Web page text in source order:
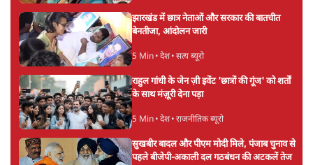
झारखंड में छात्र नेताओं और सरकार की बातचीत
बेनतीजा, आंदोलन जारी
5 Min• देश• सत्य ब्यूरो
राहुल गांधी के जेन ज़ी इवेंट 'छात्रों की गूंज' को शर्तों
के साथ मंज़ूरी देना पड़ा
5 Min• देश• राजनीतिक ब्यूरो
सुखबीर बादल और पीएम मोदी मिले, पंजाब चुनाव से
पहले बीजेपी-अकाली दल गठबंधन की अटकलें तेज